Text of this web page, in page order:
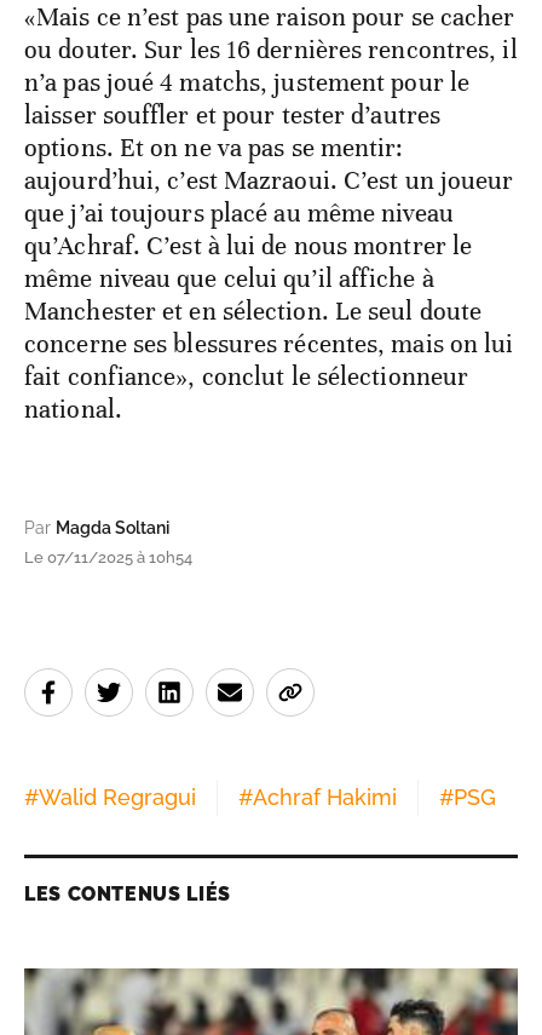
«Mais ce n’est pas une raison pour se cacher
ou douter. Sur les 16 dernières rencontres, il
n’a pas joué 4 matchs, justement pour le
laisser souffler et pour tester d’autres
options. Et on ne va pas se mentir:
aujourd’hui, c’est Mazraoui. C’est un joueur
que j’ai toujours placé au même niveau
qu’Achraf. C’est à lui de nous montrer le
même niveau que celui qu’il affiche à
Manchester et en sélection. Le seul doute
concerne ses blessures récentes, mais on lui
fait confiance», conclut le sélectionneur
national.
Par Magda Soltani
Le 07/11/2025 à 10h54
#Walid Regragui #Achraf Hakimi #PSG
LES CONTENUS LIÉS